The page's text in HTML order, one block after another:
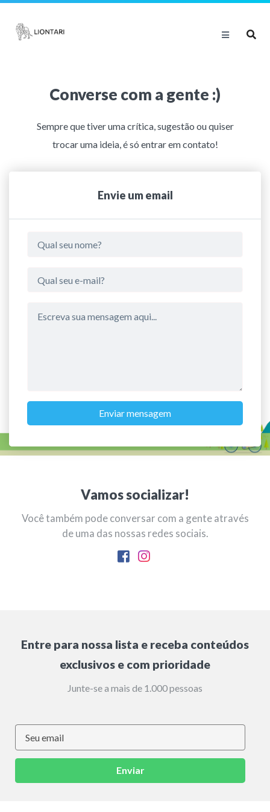
Converse com a gente :)
Sempre que tiver uma crítica, sugestão ou quiser
trocar uma ideia, é só entrar em contato!
Envie um email
Enviar mensagem
Vamos socializar!
Você também pode conversar com a gente através
de uma das nossas redes sociais.
Entre para nossa lista e receba conteúdos
exclusivos e com prioridade
Junte-se a mais de 1.000 pessoas
Enviar